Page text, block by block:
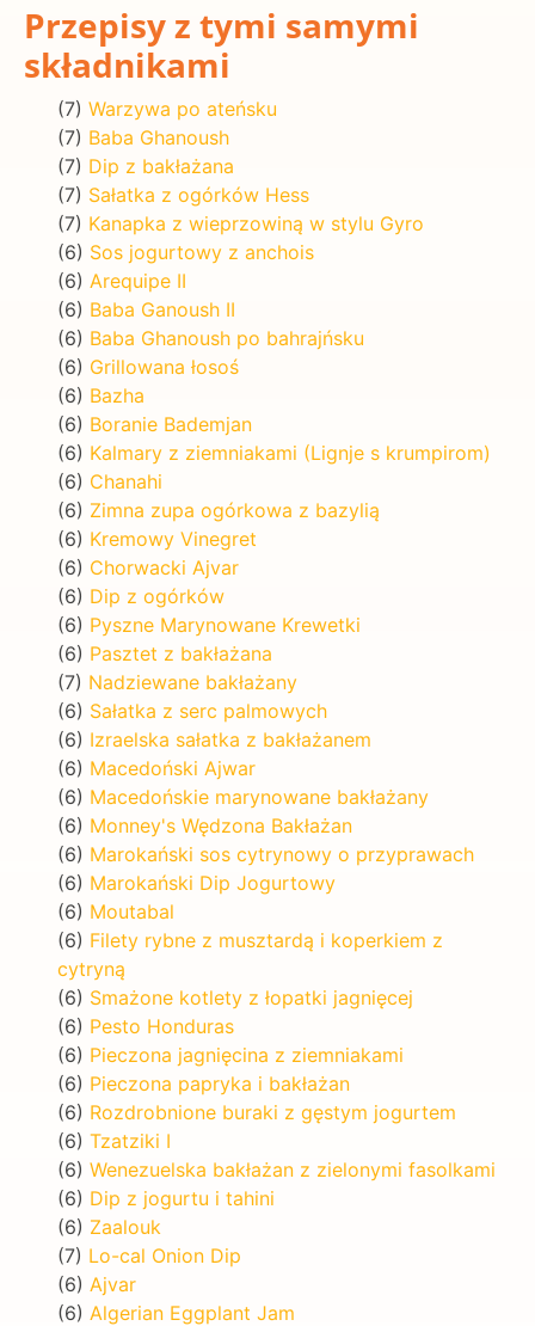
Przepisy z tymi samymi
składnikami
(7) Warzywa po ateńsku
(7) Baba Ghanoush
(7) Dip z bakłażana
(7) Sałatka z ogórków Hess
(7) Kanapka z wieprzowiną w stylu Gyro
(6) Sos jogurtowy z anchois
(6) Arequipe II
(6) Baba Ganoush II
(6) Baba Ghanoush po bahrajńsku
(6) Grillowana łosoś
(6) Bazha
(6) Boranie Bademjan
(6) Kalmary z ziemniakami (Lignje s krumpirom)
(6) Chanahi
(6) Zimna zupa ogórkowa z bazylią
(6) Kremowy Vinegret
(6) Chorwacki Ajvar
(6) Dip z ogórków
(6) Pyszne Marynowane Krewetki
(6) Pasztet z bakłażana
(7) Nadziewane bakłażany
(6) Sałatka z serc palmowych
(6) Izraelska sałatka z bakłażanem
(6) Macedoński Ajwar
(6) Macedońskie marynowane bakłażany
(6) Monney's Wędzona Bakłażan
(6) Marokański sos cytrynowy o przyprawach
(6) Marokański Dip Jogurtowy
(6) Moutabal
(6) Filety rybne z musztardą i koperkiem z
cytryną
(6) Smażone kotlety z łopatki jagnięcej
(6) Pesto Honduras
(6) Pieczona jagnięcina z ziemniakami
(6) Pieczona papryka i bakłażan
(6) Rozdrobnione buraki z gęstym jogurtem
(6) Tzatziki I
(6) Wenezuelska bakłażan z zielonymi fasolkami
(6) Dip z jogurtu i tahini
(6) Zaalouk
(7) Lo-cal Onion Dip
(6) Ajvar
(6) Algerian Eggplant Jam